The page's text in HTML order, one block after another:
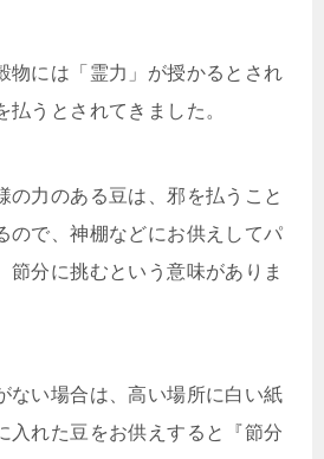
物には「霊力」が授かるとされ
払うとされてきました。
の力のある豆は、邪を払うこと
ので、神棚などにお供えしてパ
節分に挑むという意味がありま
ない場合は、高い場所に白い紙
入れた豆をお供えすると『節分